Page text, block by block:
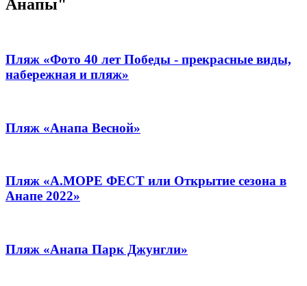
Анапы"
Пляж «Фото 40 лет Победы - прекрасные виды,
набережная и пляж»
Пляж «Анапа Весной»
Пляж «А.МОРЕ ФЕСТ или Открытие сезона в
Анапе 2022»
Пляж «Анапа Парк Джунгли»